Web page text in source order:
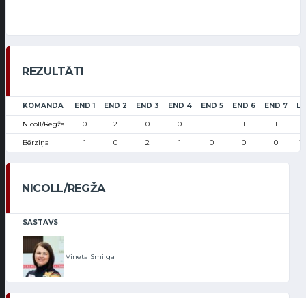
REZULTĀTI
KOMANDA END 1 END 2 END 3 END 4 END 5 END 6 END 7
Nicoll/Regža 0 2 0 0 1 1 1
Bērziņa 1 0 2 1 0 0 0
NICOLL/REGŽA
SASTĀVS
Vineta Smilga